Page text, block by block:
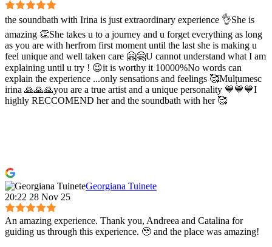
the soundbath with Irina is just extraordinary experience 👌She is
amazing 👏She takes u to a journey and u forget everything as long
as you are with herfrom first moment until the last she is making u
feel unique and well taken care 🤗🤗U cannot understand what I am
explaining until u try ! 😉it is worthy it 10000%No words can
explain the experience ...only sensations and feelings 🥰Mulțumesc
irina 🙏🙏🙏you are a true artist and a unique personality 💙💙💙I
highly RECCOMEND her and the soundbath with her 🥰
Georgiana Tuinete
20:22 28 Nov 25
An amazing experience. Thank you, Andreea and Catalina for
guiding us through this experience. 🥹 and the place was amazing!